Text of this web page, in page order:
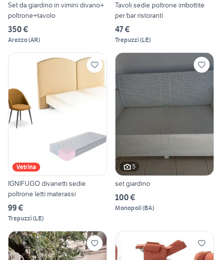
Set da giardino in vimini divano+
poltrone+tavolo
350 €
Arezzo(AR)
Tavoli sedie poltrone imbottite
per bar ristoranti
47 €
Trepuzzi(LE)
Vetrina
IGNIFUGO divanetti sedie
poltrone letti materassi
99 €
Trepuzzi(LE)
5
set giardino
100 €
Monopoli(BA)